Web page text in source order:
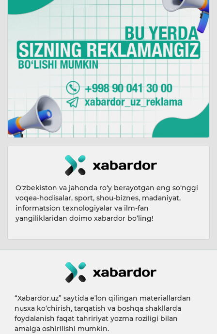
O‘zbekiston va jahonda ro‘y berayotgan eng so‘nggi
voqea-hodisalar, sport, shou-biznes, madaniyat,
informatsion texnologiyalar va ilm-fan
yangiliklaridan doimo xabardor bo‘ling!
“Xabardor.uz” saytida eʼlon qilingan materiallardan
nusxa ko‘chirish, tarqatish va boshqa shakllarda
foydalanish faqat tahririyat yozma roziligi bilan
amalga oshirilishi mumkin.